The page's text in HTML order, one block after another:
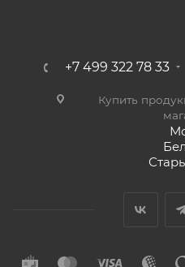
+7 499 322 78 33
Купить